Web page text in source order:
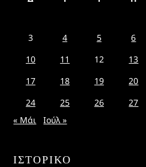
3
4 5 6
10
11 12 13
17
18 19 20
24
25 26 27
« Μάι
Ιούλ »
ΙΣΤΟΡΙΚΌ